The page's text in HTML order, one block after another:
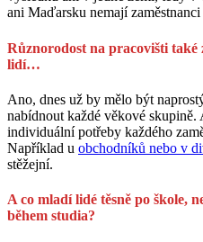
ani Maďarsku nemají
Různorodost na pracovišti také
lidí…
Ano, dnes už by mělo být
nabídnout každé věkové skupině.
individuální potřeby každého
Například u obchodníků nebo v
stěžejní.
A co mladí lidé těsně po škole,
během studia?